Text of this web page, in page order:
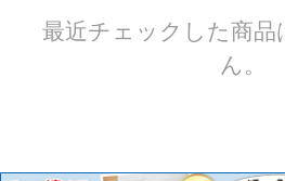
最近チェックした商品
ん。